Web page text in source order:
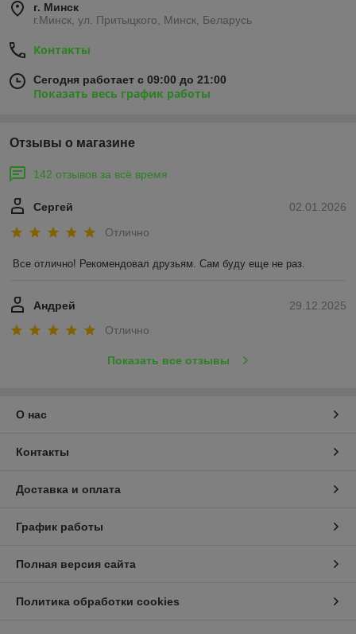
г. Минск
г.Минск, ул. Притыцкого, Минск, Беларусь
Контакты
Сегодня работает с 09:00 до 21:00
Показать весь график работы
Отзывы о магазине
142 отзывов за всё время
02.01.2026
Сергей
Отлично
Все отлично! Рекомендовал друзьям. Сам буду еще не раз.
29.12.2025
Андрей
Отлично
Показать все отзывы
О нас
Контакты
Доставка и оплата
График работы
Полная версия сайта
Политика обработки cookies